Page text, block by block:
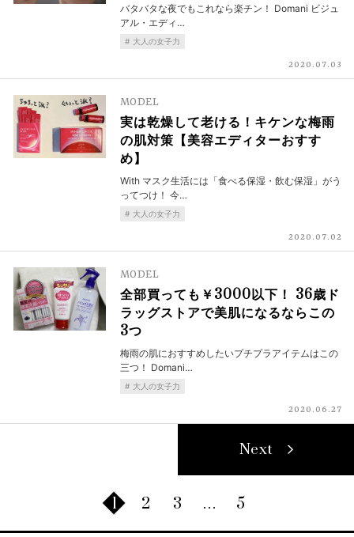
バタバタな夜でもこれなら楽チン！ Domani ビジュ
アル・エディ…
大人の女子力
2020.07.03
MODEL
実は乾燥して老ける！キケンな梅雨
の肌対策【美容エディターおすす
め】
With マスク生活には「食べる保湿・飲む保湿」がう
ってつけ！ 今…
大人の女子力
2020.07.02
MODEL
全部買っても￥3000以下！ 36歳ド
ラッグストアで美肌になるならこの
3つ
梅雨の肌におすすめしたいプチプラアイテムはこの
三つ！ Domani…
大人の女子力
2020.06.27
1 2 3 … 5
Next